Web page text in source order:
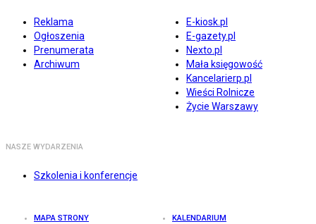
Reklama
Ogłoszenia
Prenumerata
Archiwum
E-kiosk.pl
E-gazety.pl
Nexto.pl
Mała księgowość
Kancelarierp.pl
Wieści Rolnicze
Życie Warszawy
NASZE WYDARZENIA
Szkolenia i konferencje
MAPA STRONY KALENDARIUM